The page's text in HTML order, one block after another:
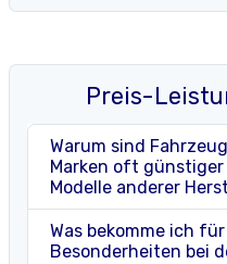
Preis-
Warum sind
Marken oft
Modelle anderer
Was bekomme ich
Besonderheiten bei